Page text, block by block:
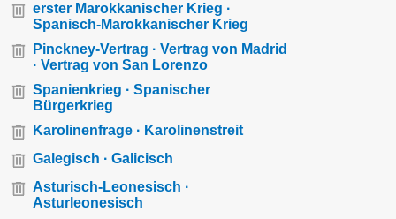
erster Marokkanischer Krieg ·
Spanisch-Marokkanischer Krieg
Pinckney-Vertrag · Vertrag von Madrid
· Vertrag von San Lorenzo
Spanienkrieg · Spanischer
Bürgerkrieg
Karolinenfrage · Karolinenstreit
Galegisch · Galicisch
Asturisch-Leonesisch ·
Asturleonesisch